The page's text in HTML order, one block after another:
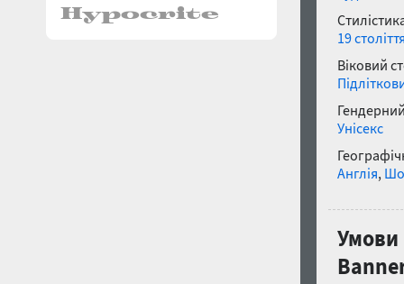
19
Віковий
Унісекс
Англія,